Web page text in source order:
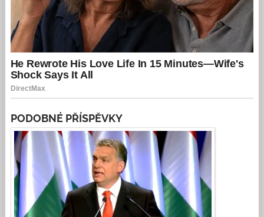
PODOBNÉ PŘÍSPĚVKY